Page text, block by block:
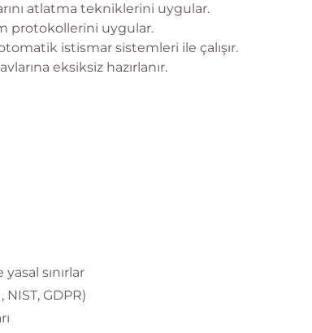
atlatma tekniklerini uygular.
protokollerini uygular.
istismar sistemleri ile çalışır.
eksiksiz hazırlanır.
sınırlar
GDPR)